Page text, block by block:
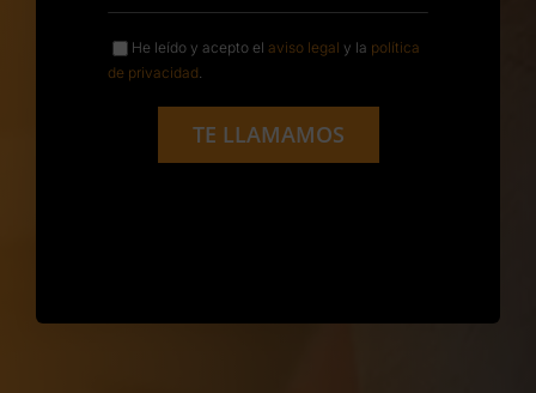
He leído y acepto el aviso legal y la política
de privacidad.
TE LLAMAMOS